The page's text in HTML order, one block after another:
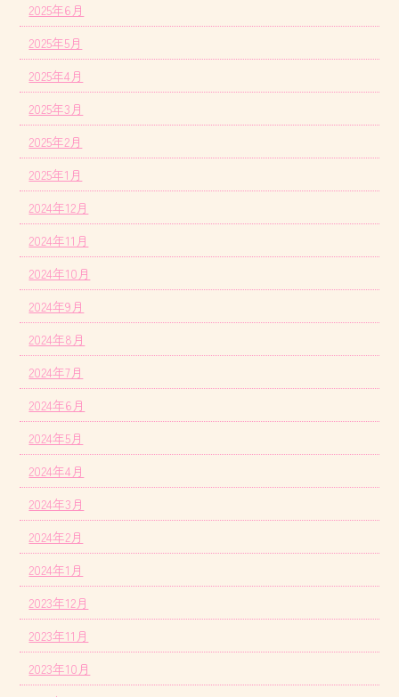
2025年6月
2025年5月
2025年4月
2025年3月
2025年2月
2025年1月
2024年12月
2024年11月
2024年10月
2024年9月
2024年8月
2024年7月
2024年6月
2024年5月
2024年4月
2024年3月
2024年2月
2024年1月
2023年12月
2023年11月
2023年10月